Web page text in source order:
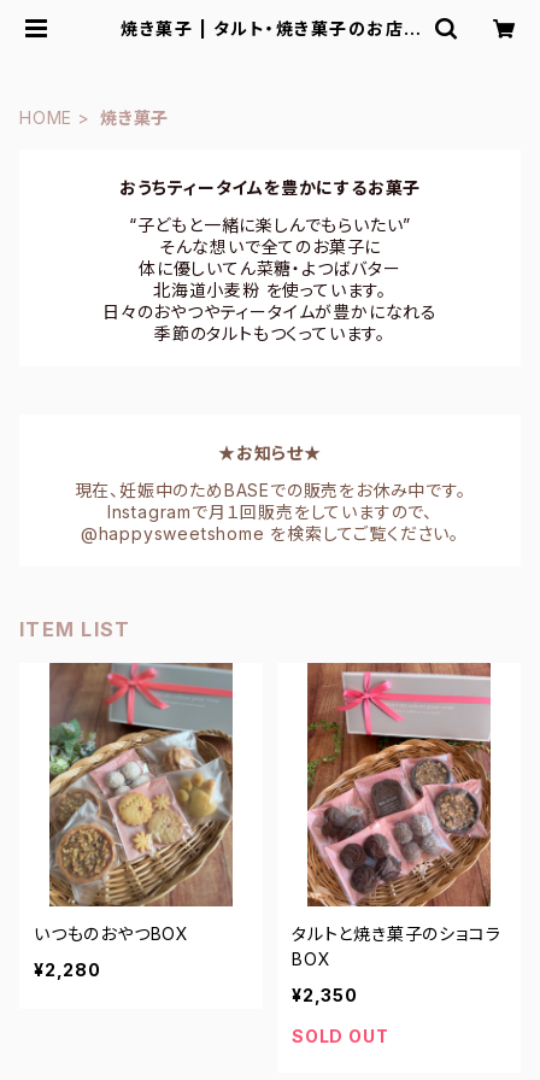
焼き菓子 | タルト・焼き菓子のお店H
HOME 焼き菓子
おうちティータイムを豊かにするお菓子
“子どもと一緒に楽しんでもらいたい”
そんな想いで全てのお菓子に
体に優しいてん菜糖・よつばバター
北海道小麦粉 を使っています。
日々のおやつやティータイムが豊かになれる
季節のタルトもつくっています。
★お知らせ★
現在、妊娠中のためBASEでの販売をお休み中です。
Instagramで月１回販売をしていますので、
@happysweetshome を検索してご覧ください。
ITEM LIST
いつものおやつBOX
¥2,280
タルトと焼き菓子のショコラ
BOX
¥2,350
SOLD OUT